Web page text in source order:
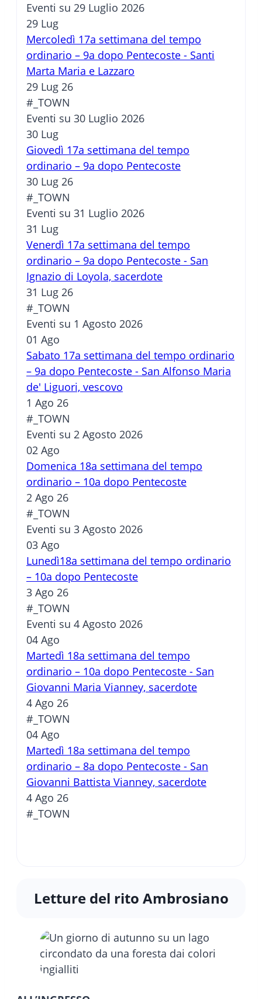
Eventi su 29 Luglio 2026
29 Lug
Mercoledì 17a settimana del tempo
ordinario – 9a dopo Pentecoste - Santi
Marta Maria e Lazzaro
29 Lug 26
#_TOWN
Eventi su 30 Luglio 2026
30 Lug
Giovedì 17a settimana del tempo
ordinario – 9a dopo Pentecoste
30 Lug 26
#_TOWN
Eventi su 31 Luglio 2026
31 Lug
Venerdì 17a settimana del tempo
ordinario – 9a dopo Pentecoste - San
Ignazio di Loyola, sacerdote
31 Lug 26
#_TOWN
Eventi su 1 Agosto 2026
01 Ago
Sabato 17a settimana del tempo ordinario
– 9a dopo Pentecoste - San Alfonso Maria
de' Liguori, vescovo
1 Ago 26
#_TOWN
Eventi su 2 Agosto 2026
02 Ago
Domenica 18a settimana del tempo
ordinario – 10a dopo Pentecoste
2 Ago 26
#_TOWN
Eventi su 3 Agosto 2026
03 Ago
Lunedì18a settimana del tempo ordinario
– 10a dopo Pentecoste
3 Ago 26
#_TOWN
Eventi su 4 Agosto 2026
04 Ago
Martedì 18a settimana del tempo
ordinario – 10a dopo Pentecoste - San
Giovanni Maria Vianney, sacerdote
4 Ago 26
#_TOWN
04 Ago
Martedì 18a settimana del tempo
ordinario – 8a dopo Pentecoste - San
Giovanni Battista Vianney, sacerdote
4 Ago 26
#_TOWN
Letture del rito Ambrosiano